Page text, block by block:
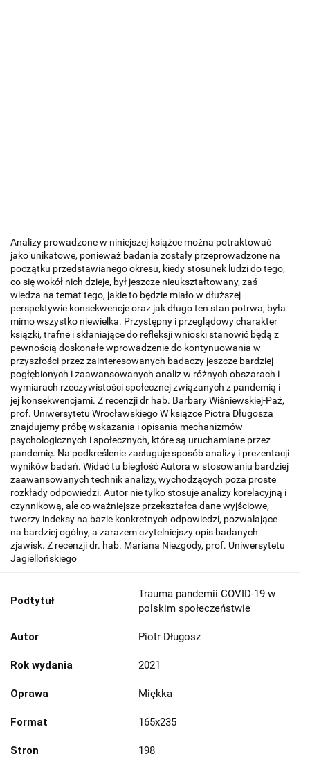
Analizy prowadzone w niniejszej książce można potraktować
jako unikatowe, ponieważ badania zostały przeprowadzone na
początku przedstawianego okresu, kiedy stosunek ludzi do tego,
co się wokół nich dzieje, był jeszcze nieukształtowany, zaś
wiedza na temat tego, jakie to będzie miało w dłuższej
perspektywie konsekwencje oraz jak długo ten stan potrwa, była
mimo wszystko niewielka. Przystępny i przeglądowy charakter
książki, trafne i skłaniające do refleksji wnioski stanowić będą z
pewnością doskonałe wprowadzenie do kontynuowania w
przyszłości przez zainteresowanych badaczy jeszcze bardziej
pogłębionych i zaawansowanych analiz w różnych obszarach i
wymiarach rzeczywistości społecznej związanych z pandemią i
jej konsekwencjami. Z recenzji dr hab. Barbary Wiśniewskiej-Paź,
prof. Uniwersytetu Wrocławskiego W książce Piotra Długosza
znajdujemy próbę wskazania i opisania mechanizmów
psychologicznych i społecznych, które są uruchamiane przez
pandemię. Na podkreślenie zasługuje sposób analizy i prezentacji
wyników badań. Widać tu biegłość Autora w stosowaniu bardziej
zaawansowanych technik analizy, wychodzących poza proste
rozkłady odpowiedzi. Autor nie tylko stosuje analizy korelacyjną i
czynnikową, ale co ważniejsze przekształca dane wyjściowe,
tworzy indeksy na bazie konkretnych odpowiedzi, pozwalające
na bardziej ogólny, a zarazem czytelniejszy opis badanych
zjawisk. Z recenzji dr. hab. Mariana Niezgody, prof. Uniwersytetu
Jagiellońskiego
Podtytuł
Trauma pandemii COVID-19 w
polskim społeczeństwie
Autor Piotr Długosz
Rok wydania 2021
Oprawa Miękka
Format 165x235
Stron 198